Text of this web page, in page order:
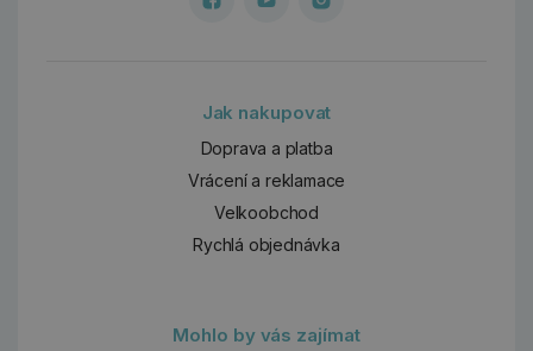
Jak nakupovat
Doprava a platba
Vrácení a reklamace
Velkoobchod
Rychlá objednávka
Mohlo by vás zajímat